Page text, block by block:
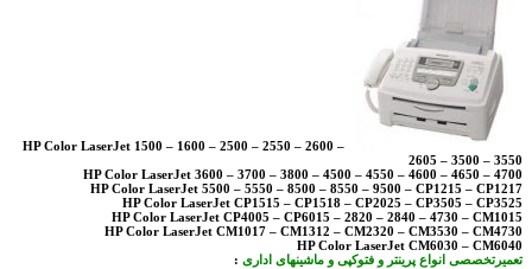
HP Color LaserJet 1500 – 1600 – 2500 – 2550 – 2600 –
2605 – 3500 – 3550
HP Color LaserJet 3600 – 3700 – 3800 – 4500 – 4550 – 4600 – 4650 – 4700
HP Color LaserJet 5500 – 5550 – 8500 – 8550 – 9500 – CP1215 – CP1217
HP Color LaserJet CP1515 – CP1518 – CP2025 – CP3505 – CP3525
HP Color LaserJet CP4005 – CP6015 – 2820 – 2840 – 4730 – CM1015
HP Color LaserJet CM1017 – CM1312 – CM2320 – CM3530 – CM4730
HP Color LaserJet CM6030 – CM6040
تعمیرتخصصی انواع پرینتر و فتوکپی و ماشینهای اداری :